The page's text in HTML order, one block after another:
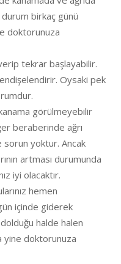
birkaç günü
doktorunuza
tekrar başlayabilir.
Oysaki pek
görülmeyebilir
beraberinde ağrı
sorun yoktur. Ancak
artması durumunda
iyi olacaktır.
hemen
içinde giderek
halde halen
yine doktorunuza